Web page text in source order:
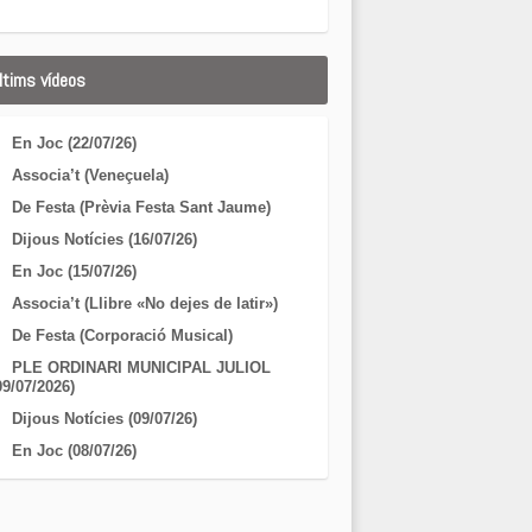
vídeos
En Joc (22/07/26)
Associa’t (Veneçuela)
De Festa (Prèvia Festa Sant Jaume)
Dijous Notícies (16/07/26)
En Joc (15/07/26)
Associa’t (Llibre «No dejes de latir»)
De Festa (Corporació Musical)
PLE ORDINARI MUNICIPAL JULIOL
07/2026)
Dijous Notícies (09/07/26)
En Joc (08/07/26)